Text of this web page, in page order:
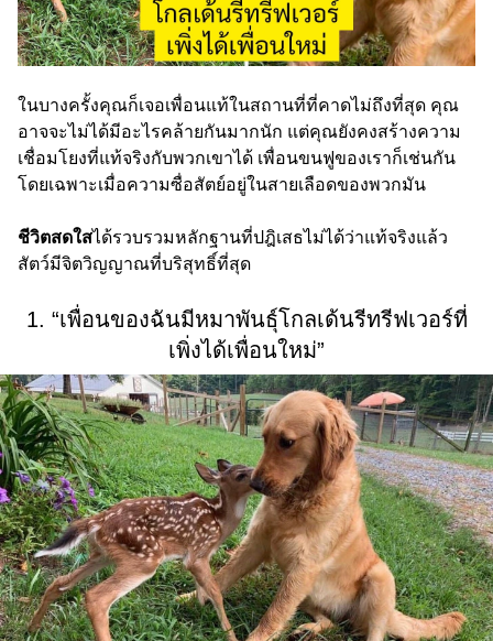
ในบางครั้งคุณก็เจอเพื่อนแท้ในสถานที่ที่คาดไม่ถึงที่สุด คุณ
อาจจะไม่ได้มีอะไรคล้ายกันมากนัก แต่คุณยังคงสร้างความ
เชื่อมโยงที่แท้จริงกับพวกเขาได้ เพื่อนขนฟูของเราก็เช่นกัน
โดยเฉพาะเมื่อความซื่อสัตย์อยู่ในสายเลือดของพวกมัน
ชีวิตสดใสได้รวบรวมหลักฐานที่ปฎิเสธไม่ได้ว่าแท้จริงแล้ว
สัตว์มีจิตวิญญาณที่บริสุทธิ์ที่สุด
1. “เพื่อนของฉันมีหมาพันธุ์โกลเด้นรีทรีฟเวอร์ที่
เพิ่งได้เพื่อนใหม่”